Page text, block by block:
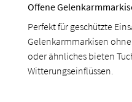
Offene
Perfekt für geschützte
Gelenkarmmarkisen
oder ähnliches bieten
Witterungseinflüssen.